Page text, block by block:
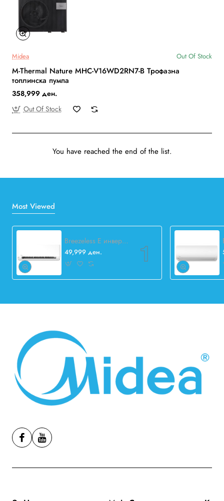
Midea Out Of Stock
M-Thermal Nature MHC-V16WD2RN7-B Трофазна
топлинска пумпа
358,999 ден.
Out Of Stock
You have reached the end of the list.
Most Viewed
Breezeless E инвертер 12.000 BTU
49,999 ден.